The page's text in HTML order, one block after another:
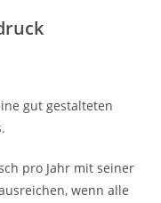
gut gestalteten
pro Jahr mit seiner
wenn alle